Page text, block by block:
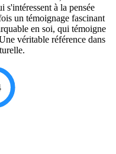
s'intéressent à la pensée
un témoignage fascinant
en soi, qui témoigne
véritable référence dans